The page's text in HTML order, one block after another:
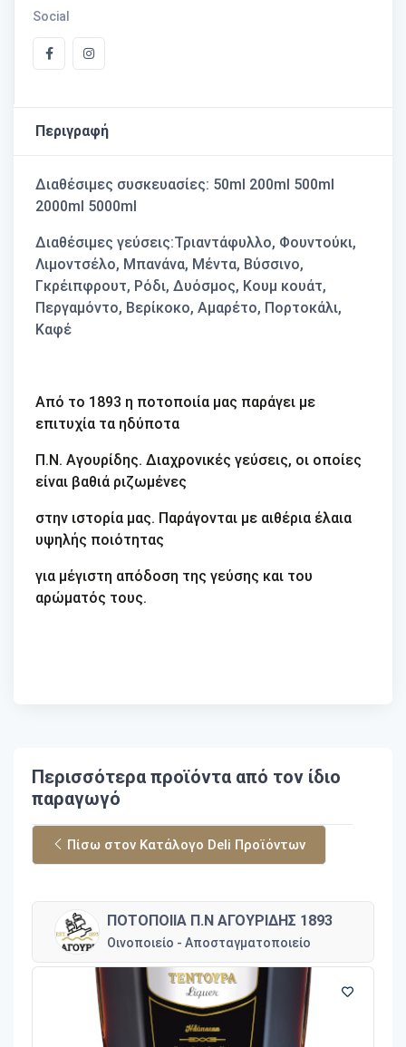
Social
Περιγραφή
Διαθέσιμες συσκευασίες: 50ml 200ml 500ml
2000ml 5000ml
Διαθέσιμες γεύσεις:Τριαντάφυλλο, Φουντούκι,
Λιμοντσέλο, Μπανάνα, Μέντα, Βύσσινο,
Γκρέιπφρουτ, Ρόδι, Δυόσμος, Κουμ κουάτ,
Περγαμόντο, Βερίκοκο, Αμαρέτο, Πορτοκάλι,
Καφέ
Από το 1893 η ποτοποιία μας παράγει με
επιτυχία τα ηδύποτα
Π.Ν. Αγουρίδης. ∆ιαχρονικές γεύσεις, οι οποίες
είναι βαθιά ριζωμένες
στην ιστορία μας. Παράγονται με αιθέρια έλαια
υψηλής ποιότητας
για μέγιστη απόδοση της γεύσης και του
αρώματός τους.
Περισσότερα προϊόντα από τον ίδιο
παραγωγό
Πίσω στον Κατάλογο Deli Προϊόντων
ΠΟΤΟΠΟΙΙΑ Π.Ν ΑΓΟΥΡΙΔΗΣ 1893
Οινοποιείο - Αποσταγματοποιείο